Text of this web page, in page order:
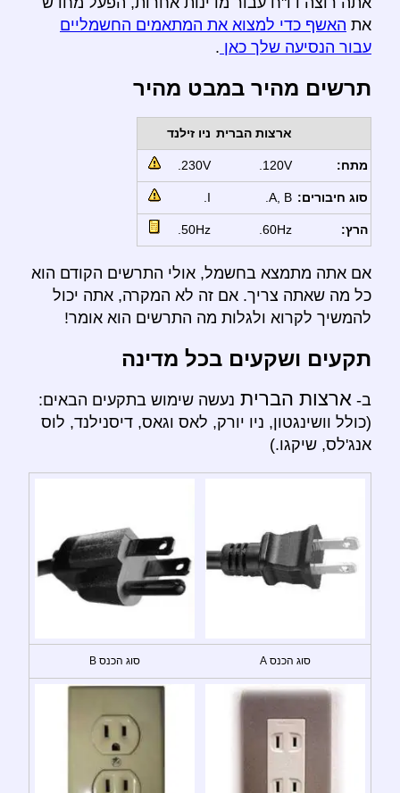
את האשף כדי למצוא את המתאמים החשמליים
עבור הנסיעה שלך כאן .
תרשים מהיר במבט מהיר
ארצות הברית ניו זילנד
מתח: 120V.
230V.
סוג חיבורים: A, B.
I.
הרץ: 60Hz.
50Hz.
אם אתה מתמצא בחשמל, אולי התרשים הקודם הוא
כל מה שאתה צריך. אם זה לא המקרה, אתה יכול
להמשיך לקרוא ולגלות מה התרשים הוא אומר!
תקעים ושקעים בכל מדינה
ב- ארצות הברית נעשה שימוש בתקעים הבאים:
(כולל וושינגטון, ניו יורק, לאס וגאס, דיסנילנד, לוס
אנג'לס, שיקגו.)
סוג הכנס A סוג הכנס B